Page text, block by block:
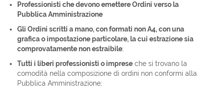
Professionisti che devono emettere Ordini verso la
Pubblica Amministrazione
Gli Ordini scritti a mano, con formati non A4, con una
grafica oimpostazioneparticolare, la cui estrazione sia
comprovatamente non estraibile;
Tutti i liberi professionisti o imprese che si trovano la
comodità nella composizione di ordini non conformi alla
Pubblica Amministrazione;